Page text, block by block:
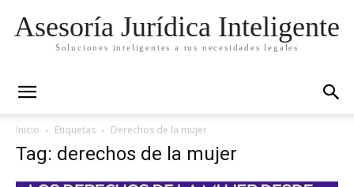
Asesoría Jurídica Inteligente
Soluciones inteligentes a tus necesidades legales
Inicio Etiquetas Derechos de la mujer
Tag: derechos de la mujer